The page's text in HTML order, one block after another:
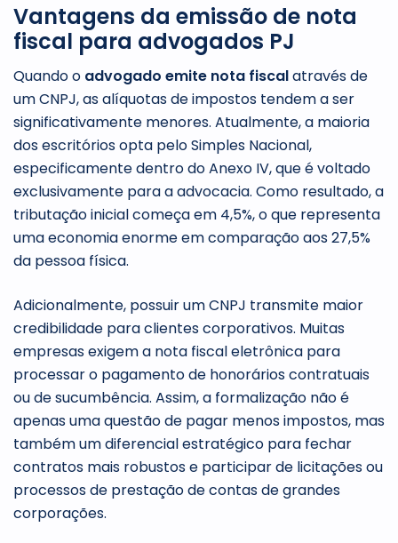
Vantagens da emissão de nota
fiscal para advogados PJ
Quando o advogado emite nota fiscalatravés de
um CNPJ, as alíquotas de impostos tendem a ser
significativamente menores. Atualmente, a maioria
dos escritórios opta pelo Simples Nacional,
especificamente dentro do Anexo IV, que é voltado
exclusivamente para a advocacia. Como resultado, a
tributação inicial começa em 4,5%, o que representa
uma economia enorme em comparação aos 27,5%
da pessoa física.
Adicionalmente, possuir um CNPJ transmite maior
credibilidade para clientes corporativos. Muitas
empresas exigem a nota fiscal eletrônica para
processar o pagamento de honorários contratuais
ou de sucumbência. Assim, a formalização não é
apenas uma questão de pagar menos impostos, mas
também um diferencial estratégico para fechar
contratos mais robustos e participar de licitações ou
processos de prestação de contas de grandes
corporações.